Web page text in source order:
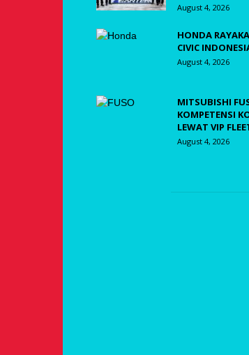
August 4, 2026
HONDA
CIVIC
August 4, 2026
MITSUBISHI
KOMPETENSI
LEWAT VIP
August 4, 2026